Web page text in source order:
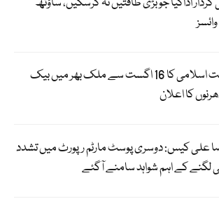
جماعت اسلامی کا 16 اگست سے ملک بھر میں بیک
کا اعلان
علی کیس: دوسری پوسٹ مارٹم رپورٹ میں تشدد
لگنے کے اہم شواہد سامنے آگئے